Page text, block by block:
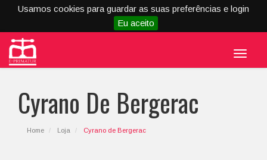
Usamos cookies para guardar as suas preferências e login
Eu aceito
Menu
Cyrano De Bergerac
Home Loja Cyrano de Bergerac